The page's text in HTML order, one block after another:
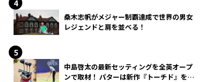
桑木志帆がメジャー制覇達成で世界の男女
レジェンドと肩を並べる！
中島啓太の最新セッティングを全英オープ
ンで取材！ パターは新作『トーチド』を投